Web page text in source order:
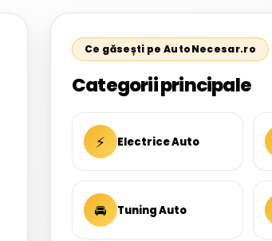
Ce găsești pe AutoNecesar.ro
Categorii principale
⚡ Electrice Auto
🚘 Tuning Auto